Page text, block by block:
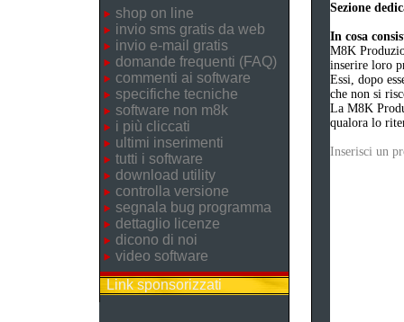
shop on line
invio sms gratis da web
invio e-mail gratis
domande frequenti (FAQ)
commenti ai software
specifiche tecniche
software non m8k
i più cliccati
ultimi inserimenti
tutti i software
download utility
controlla versione
segnala bug programma
dettaglio licenze
dicono di noi
video software
Link sponsorizzati
Sezione
In cosa
M8K
inserire loro
Essi, dopo
che non si
La M8K
qualora lo
Inserisci un